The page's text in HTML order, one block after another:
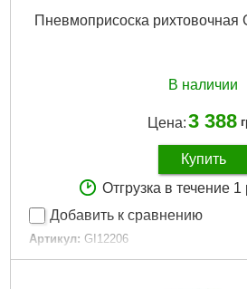
Пневмоприсоска рихтовочная
В наличии
Цена:3 388
Купить
Отгрузка в течение
Добавить к сравнению
Артикул: GI12206
Код товара: 15.79.93